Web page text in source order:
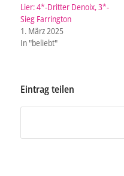
Lier: 4*-Dritter Denoix, 3*-
Sieg Farrington
1. März 2025
In "beliebt"
Eintrag teilen